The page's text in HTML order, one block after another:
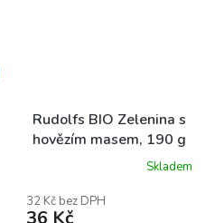
Rudolfs BIO Zelenina s
hovězím masem, 190 g
Skladem
32 Kč bez DPH
36 Kč